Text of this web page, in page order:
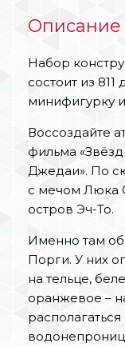
Описание
Набор
состоит из
минифигурку
Воссоздайте
фильма
Джедаи». По
с мечом Люка
остров Эч-То.
Именно там
Порги. У них
на тельце,
оранжевое –